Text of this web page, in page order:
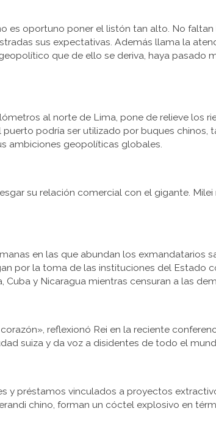
es oportuno poner el listón tan alto. No
sus expectativas. Además llama la
que de ello se deriva, haya pasado
al norte de Lima, pone de relieve los
podría ser utilizado por buques chinos,
ambiciones geopolíticas globales.
su relación comercial con el gigante.
en las que abundan los exmandatarios
por la toma de las instituciones del Estado
y Nicaragua mientras censuran a las
reflexionó Rei en la reciente
suiza y da voz a disidentes de todo el
y préstamos vinculados a proyectos
chino, forman un cóctel explosivo en